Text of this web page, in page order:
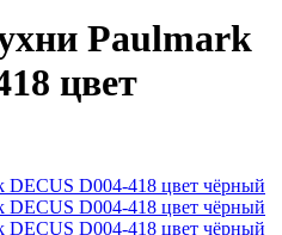
Paulmark
цвет